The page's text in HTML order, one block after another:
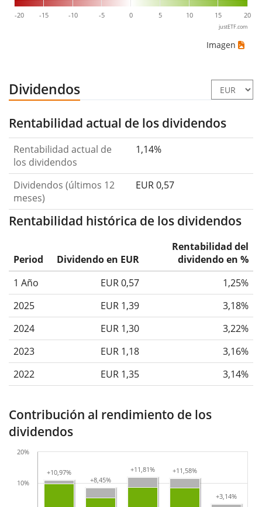
-20 -15 -10 -5 0 5 10 15 20
justETF.com
Imagen
Dividendos
Rentabilidad actual de los dividendos
Rentabilidad actual de
los dividendos
1,14%
Dividendos (últimos 12
meses)
EUR 0,57
Rentabilidad histórica de los dividendos
Period Dividendo en EUR
Rentabilidad del
dividendo en %
1 Año
EUR 0,57
1,25%
2025
EUR 1,39
3,18%
2024
EUR 1,30
3,22%
2023
EUR 1,18
3,16%
2022
EUR 1,35 3,14%
Contribución al rendimiento de los
dividendos
+10,97%
+10,97%
+8,45%
+8,45%
+11,81%
+11,81% +11,58%
+11,58%
+3,14%
+3,14%
10%
20%